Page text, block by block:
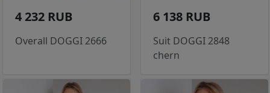
4 232 RUB
Overall DOGGI 2666
6 138 RUB
Suit DOGGI 2848
chern